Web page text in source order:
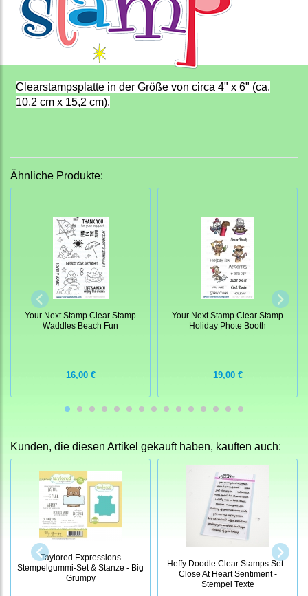
Clearstampsplatte in der Größe von circa 4" x 6" (ca.
10,2 cm x 15,2 cm).
Ähnliche Produkte:
Your Next Stamp Clear Stamp
Waddles Beach Fun
16,00 €
Your Next Stamp Clear Stamp
Holiday Phote Booth
19,00 €
Kunden, die diesen Artikel gekauft haben, kauften auch:
Taylored Expressions
Stempelgummi-Set & Stanze - Big
Grumpy
Heffy Doodle Clear Stamps Set -
Close At Heart Sentiment -
Stempel Texte